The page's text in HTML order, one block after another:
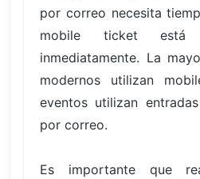
por correo necesita
mobile ticket está
inmediatamente. La
modernos utilizan
eventos utilizan
por correo.
Es importante que